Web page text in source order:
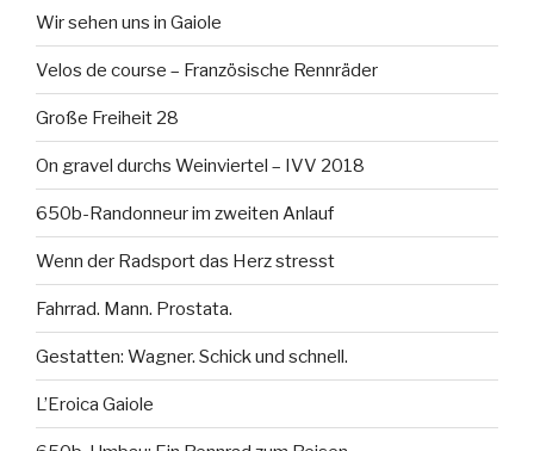
Wir sehen uns in Gaiole
Velos de course – Französische Rennräder
Große Freiheit 28
On gravel durchs Weinviertel – IVV 2018
650b-Randonneur im zweiten Anlauf
Wenn der Radsport das Herz stresst
Fahrrad. Mann. Prostata.
Gestatten: Wagner. Schick und schnell.
L’Eroica Gaiole